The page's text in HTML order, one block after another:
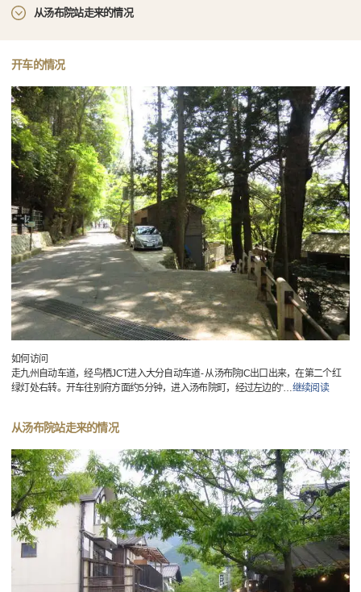
从汤布院站走来的情况
开车的情况
如何访问
走九州自动车道，经鸟栖JCT进入大分自动车道- 从汤布院IC出口出来，在第二个红
绿灯处右转。开车往别府方面约5分钟，进入汤布院町，经过左边的“…继续阅读
从汤布院站走来的情况